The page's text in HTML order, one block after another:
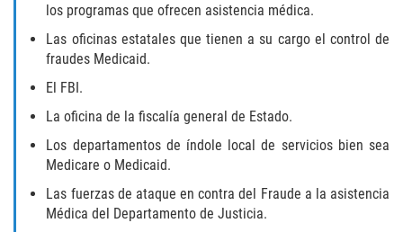
ASSAULT AND BATTERY
ASSAULT
ASSAULT WITH A DEADLY WEAPON
ASSAULT WITH CAUSTIC CHEMICALS OR
FLAMMABLE SUBSTANCES
los programas que ofrecen asistencia médica.
Las oficinas estatales que tienen a su cargo el control de
fraudes Medicaid.
El FBI.
La oficina de la fiscalía general de Estado.
Los departamentos de índole local de servicios bien sea
Medicare o Medicaid.
Las fuerzas de ataque en contra del Fraude a la asistencia
Médica del Departamento de Justicia.